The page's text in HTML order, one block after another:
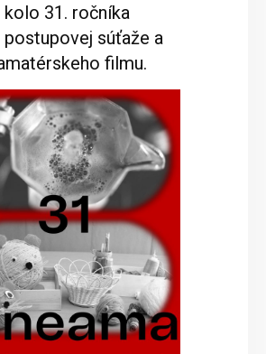
kolo 31. ročníka
súťaže a
filmu.